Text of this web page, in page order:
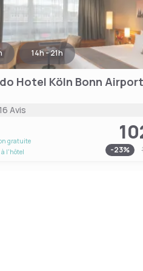
14h - 21h
Hotel Köln Bonn Airport
Avis
gratuite
à l'hôtel
-23%